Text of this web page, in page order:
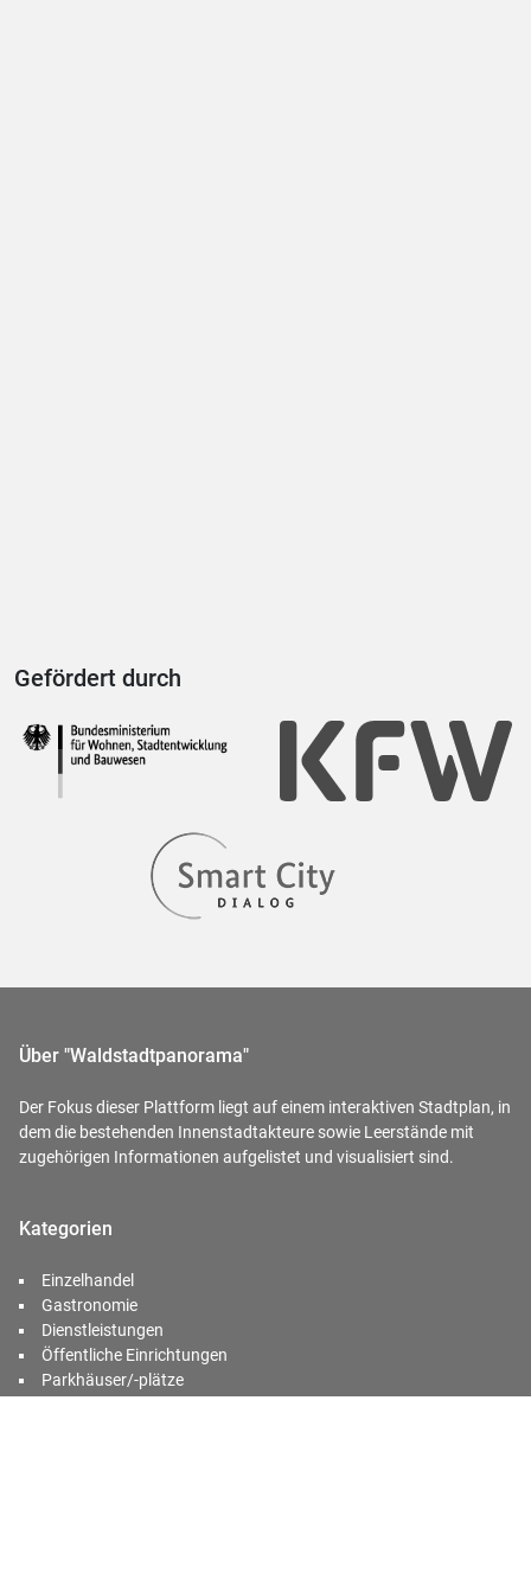
Gefördert durch
Über "Waldstadtpanorama"
Der Fokus dieser Plattform liegt auf einem interaktiven Stadtplan, in
dem die bestehenden Innenstadtakteure sowie Leerstände mit
zugehörigen Informationen aufgelistet und visualisiert sind.
Kategorien
Einzelhandel
Gastronomie
Dienstleistungen
Öffentliche Einrichtungen
Parkhäuser/-plätze